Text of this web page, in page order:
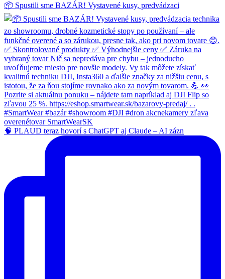
📦 Spustili sme BAZÁR! Vystavené kusy, predvádzaci
🧠 PLAUD teraz hovorí s ChatGPT aj Claude – AI zázn